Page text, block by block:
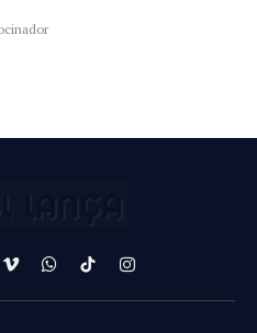
VimeoWhatsApp
TikTokInstagram